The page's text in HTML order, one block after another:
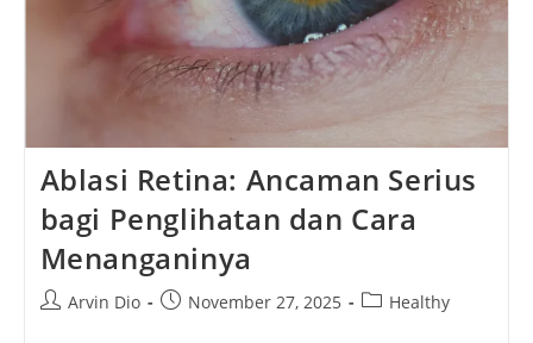
Ablasi Retina: Ancaman Serius
bagi Penglihatan dan Cara
Menanganinya
PostArvin Dio
PostNovember 27, 2025
PostHealthy